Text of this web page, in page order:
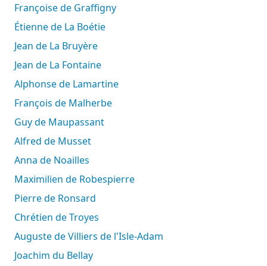
Françoise de Graffigny
Étienne de La Boétie
Jean de La Bruyère
Jean de La Fontaine
Alphonse de Lamartine
François de Malherbe
Guy de Maupassant
Alfred de Musset
Anna de Noailles
Maximilien de Robespierre
Pierre de Ronsard
Chrétien de Troyes
Auguste de Villiers de l'Isle-Adam
Joachim du Bellay